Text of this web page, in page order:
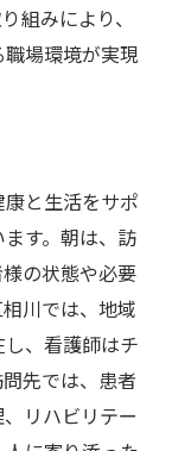
組みにより、
場環境が実現
と生活をサポ
す。朝は、訪
の状態や必要
川では、地域
、看護師はチ
先では、患者
リハビリテー